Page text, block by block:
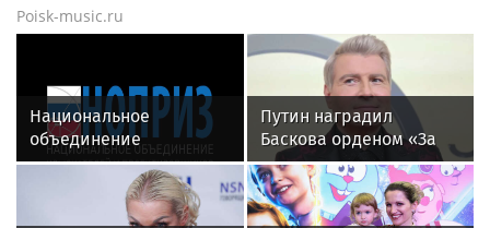
Poisk-music.ru
Национальное
объединение
изыскателей и
проектировщиков
объявляет о приеме
Путин наградил
Баскова орденом «За
заслуги перед
Отечеством» IV степени